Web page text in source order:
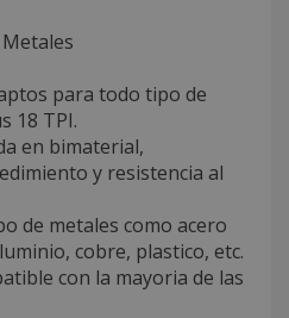
para todo tipo de
18 TPI.
en bimaterial,
y resistencia al
de metales como acero
cobre, plastico, etc.
con la mayoria de las